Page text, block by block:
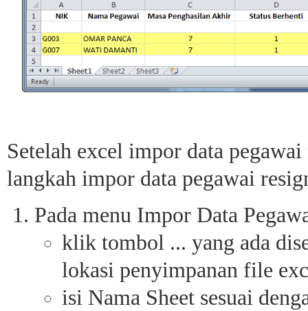
Setelah excel impor data
langkah impor data pegawai
Pada menu Impor Data
klik tombol ... yang ada
lokasi penyimpanan file
isi Nama Sheet sesuai